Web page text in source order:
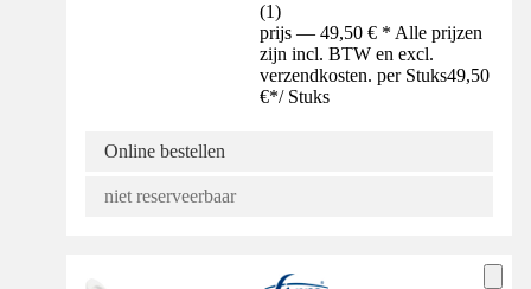
(1)
prijs — 49,50 € * Alle prijzen
zijn incl. BTW en excl.
verzendkosten. per Stuks49,50
€*/ Stuks
Online bestellen
niet reserveerbaar